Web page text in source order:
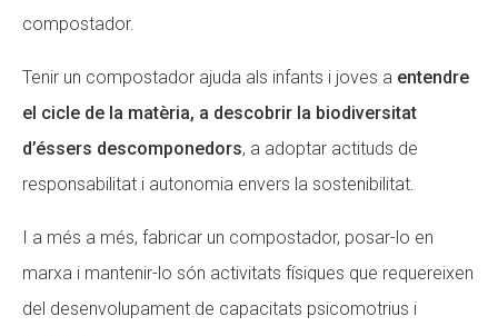
compostador.
Tenir un compostador ajuda als infants i joves a entendre
el cicle de la matèria, a descobrir la biodiversitat
d’éssers descomponedors, a adoptar actituds de
responsabilitat i autonomia envers la sostenibilitat.
I a més a més, fabricar un compostador, posar-lo en
marxa i mantenir-lo són activitats físiques que requereixen
del desenvolupament de capacitats psicomotrius i